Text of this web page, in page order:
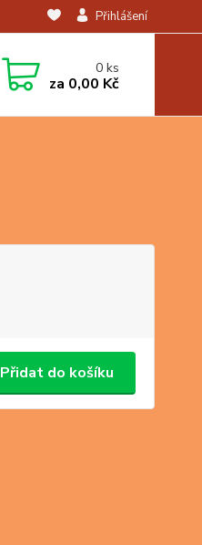
Přihlášení
0ks
za 0,00 Kč
Přidat do košíku